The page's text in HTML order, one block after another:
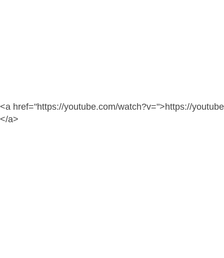
<a href="https://youtube.com/watch?v=">https://
</a>